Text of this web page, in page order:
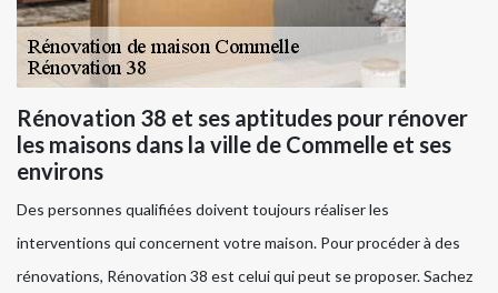
Rénovation 38 et ses aptitudes pour rénover
les maisons dans la ville de Commelle et ses
environs
Des personnes qualifiées doivent toujours réaliser les
interventions qui concernent votre maison. Pour procéder à des
rénovations, Rénovation 38 est celui qui peut se proposer. Sachez